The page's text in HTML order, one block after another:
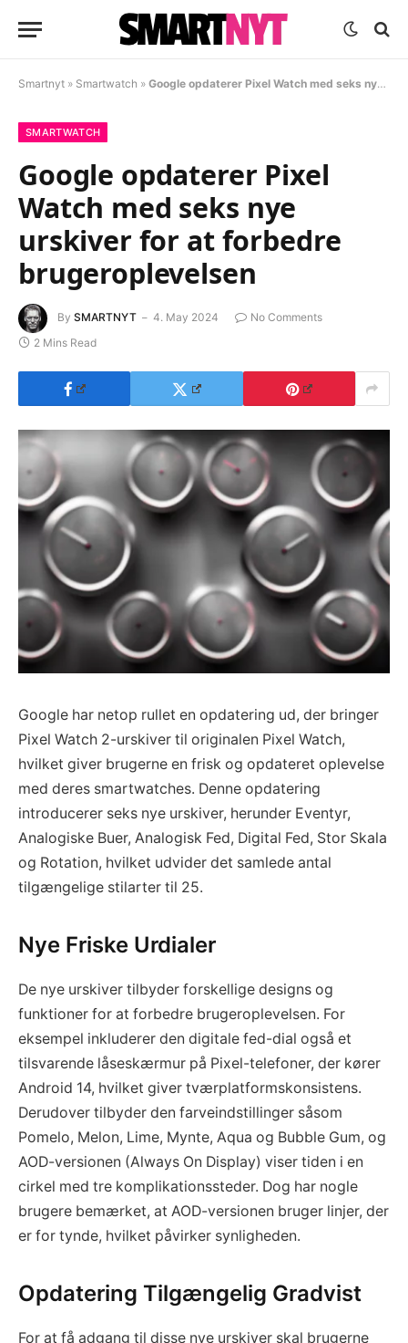
Smartnyt » Smartwatch » Google opdaterer Pixel Watch med seks nye urskiver for at forbedre brugeroplevelsen
SMARTWATCH
Google opdaterer Pixel
Watch med seks nye
urskiver for at forbedre
brugeroplevelsen
By SMARTNYT 4. May 2024
No Comments
2 Mins Read
Google har netop rullet en opdatering ud, der bringer
Pixel Watch 2-urskiver til originalen Pixel Watch,
hvilket giver brugerne en frisk og opdateret oplevelse
med deres smartwatches. Denne opdatering
introducerer seks nye urskiver, herunder Eventyr,
Analogiske Buer, Analogisk Fed, Digital Fed, Stor Skala
og Rotation, hvilket udvider det samlede antal
tilgængelige stilarter til 25.
Nye Friske Urdialer
De nye urskiver tilbyder forskellige designs og
funktioner for at forbedre brugeroplevelsen. For
eksempel inkluderer den digitale fed-dial også et
tilsvarende låseskærmur på Pixel-telefoner, der kører
Android 14, hvilket giver tværplatformskonsistens.
Derudover tilbyder den farveindstillinger såsom
Pomelo, Melon, Lime, Mynte, Aqua og Bubble Gum, og
AOD-versionen (Always On Display) viser tiden i en
cirkel med tre komplikationssteder. Dog har nogle
brugere bemærket, at AOD-versionen bruger linjer, der
er for tynde, hvilket påvirker synligheden.
Opdatering Tilgængelig Gradvist
For at få adgang til disse nye urskiver skal brugerne